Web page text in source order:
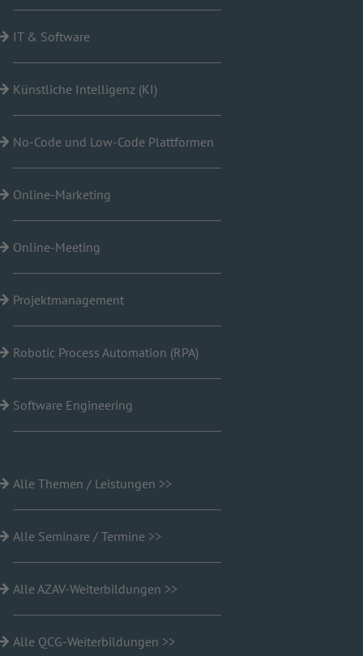
IT & Software
Künstliche Intelligenz (KI)
No-Code und Low-Code Plattformen
Online-Marketing
Online-Meeting
Projektmanagement
Robotic Process Automation (RPA)
Software Engineering
Alle Themen / Leistungen >>
Alle Seminare / Termine >>
Alle AZAV-Weiterbildungen >>
Alle QCG-Weiterbildungen >>